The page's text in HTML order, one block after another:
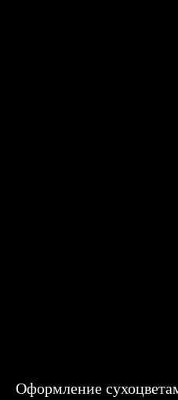
Оформление